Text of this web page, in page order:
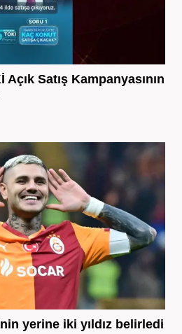
Satış Kampanyasının
yerine iki yıldız belirledi